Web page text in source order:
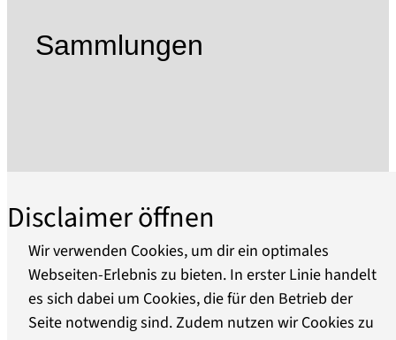
Wert dem städtischen Museum übergeben.
Heute zählen die Sammlungsbestände des
Museumsbibliothek.
Das Potsdam Museum hat in den vergangenen
100 Jahren eine wechselvolle Geschichte erlebt
und häufig seinen Standort gewechselt. 2012
kehrte es an seinen Gründungsstandort in das
Sammlungen
Über uns
Disclaimer öffnen
Wir verwenden Cookies, um dir ein optimales
Webseiten-Erlebnis zu bieten. In erster Linie handelt
es sich dabei um Cookies, die für den Betrieb der
Seite notwendig sind. Zudem nutzen wir Cookies zu